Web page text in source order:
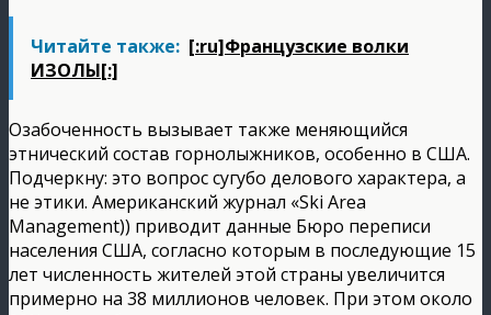
Читайте также: [:ru]Французские волки
ИЗОЛЫ[:]
Озабоченность вызывает также меняющийся
этнический состав горнолыжников, особенно в США.
Подчеркну: это вопрос сугубо делового характера, а
не этики. Американский журнал «Ski Area
Management)) приводит данные Бюро переписи
населения США, согласно которым в последующие 15
лет численность жителей этой страны увеличится
примерно на 38 миллионов человек. При этом около